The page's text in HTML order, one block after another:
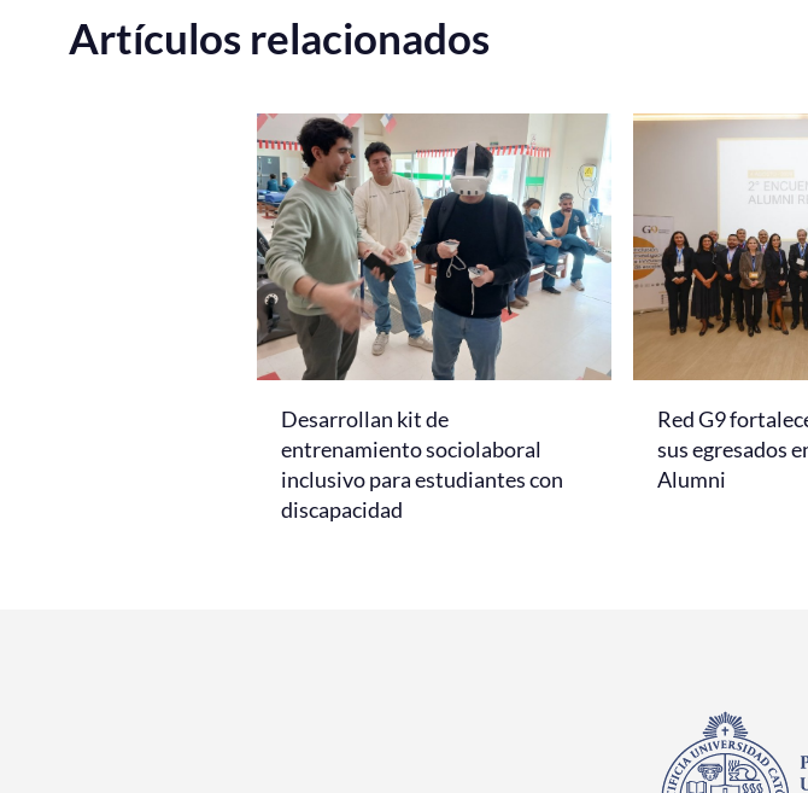
Artículos relacionados
Desarrollan kit de
entrenamiento sociolaboral
inclusivo para estudiantes con
discapacidad
Red G9
sus egresados
Alumni